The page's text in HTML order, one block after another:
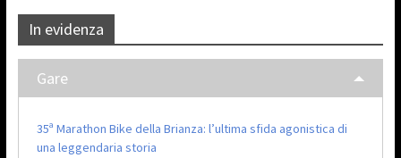
In evidenza
Gare
35ª Marathon Bike della Brianza: l’ultima sfida agonistica di
una leggendaria storia